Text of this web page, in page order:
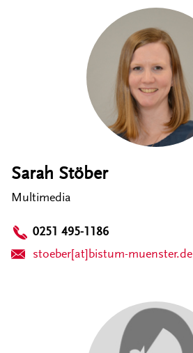
Sarah Stöber
Multimedia
0251 495-1186
stoeber[at]bistum-muenster.de